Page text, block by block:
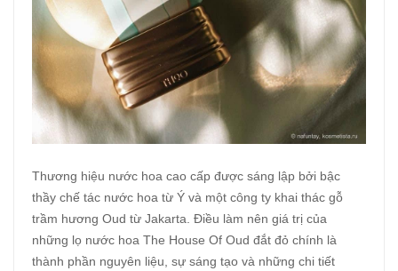
Thương hiệu nước hoa cao cấp được sáng lập bởi bậc
thầy chế tác nước hoa từ Ý và một công ty khai thác gỗ
trầm hương Oud từ Jakarta. Điều làm nên giá trị của
những lọ nước hoa The House Of Oud đắt đỏ chính là
thành phần nguyên liệu, sự sáng tạo và những chi tiết